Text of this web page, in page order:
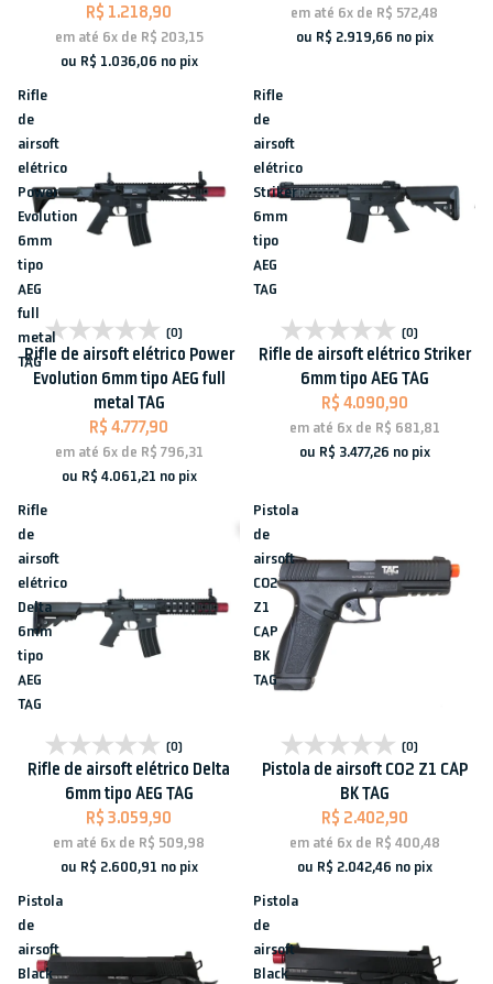
R$ 1.218,90
em até 6xde R$ 203,15
ou R$ 1.036,06 no pix
em até 6x de R$ 572,48
ou R$ 2.919,66 no pix
Rifle
de
airsoft
elétrico
Power
Evolution
6mm
tipo
AEG
full
metal
TAG
Esgotado
(0)
Rifle de airsoft elétrico Power
Evolution 6mm tipo AEG full
metal TAG
R$ 4.777,90
em até 6xde R$ 796,31
ou R$ 4.061,21 no pix
Rifle
de
airsoft
elétrico
Striker
6mm
tipo
AEG
TAG
Esgotado
(0)
Rifle de airsoft elétrico Striker
6mm tipo AEG TAG
R$ 4.090,90
em até 6xde R$ 681,81
ou R$ 3.477,26 no pix
Rifle
de
airsoft
elétrico
Delta
6mm
tipo
AEG
TAG
Esgotado
(0)
Rifle de airsoft elétrico Delta
6mm tipo AEG TAG
R$ 3.059,90
em até 6x de R$ 509,98
ou R$ 2.600,91 no pix
Pistola
de
airsoft
CO2
Z1
CAP
BK
TAG
Esgotado
(0)
Pistola de airsoft CO2 Z1 CAP
BK TAG
R$ 2.402,90
em até 6xde R$ 400,48
ou R$ 2.042,46 no pix
Pistola
de
airsoft
Black
Pistola
de
airsoft
Black